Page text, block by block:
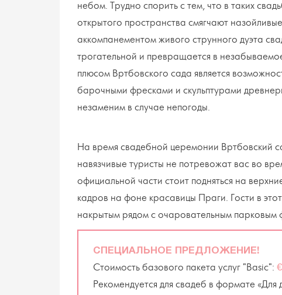
небом. Трудно спорить с тем, что в таких
открытого пространства смягчают
аккомпанементом живого струнного дуэта
трогательной и превращается в
плюсом Вртбовского сада является
барочными фресками и скульптурами
незаменим в случае непогоды.
На время свадебной церемонии Вртбовский
навязчивые туристы не потревожат вас во
официальной части стоит подняться на
кадров на фоне красавицы Праги. Гости в
накрытым рядом с очаровательным парковым
СПЕЦИАЛЬНОЕ ПРЕДЛОЖЕНИЕ!
Стоимость базового пакета услуг "Basic":
Рекомендуется для свадеб в формате